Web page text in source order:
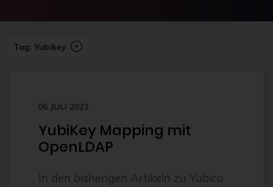
2FA
Abonnement
Alpin
Alternativen
Amazon FSx
anleitung
Tag: Yubikey
06 JULI 2021
YubiKey Mapping mit
OpenLDAP
In den bisherigen Artikeln zu Yubico